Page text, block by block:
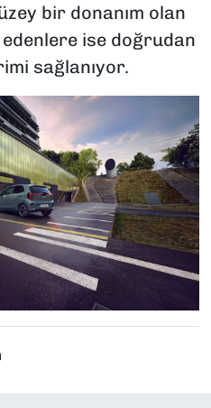
bir donanım olan
ise doğrudan
sağlanıyor.